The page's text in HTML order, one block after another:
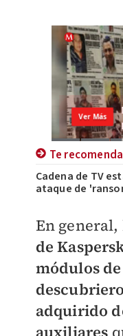
Te
Cadena de TV
ataque de
En general,
de
módulos
adquirido